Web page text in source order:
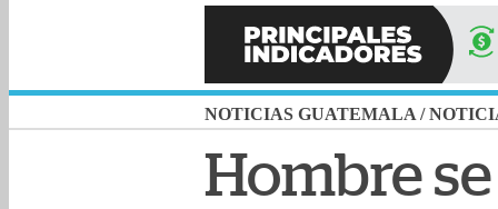
NOTICIAS GUATEMALA /
Hombre